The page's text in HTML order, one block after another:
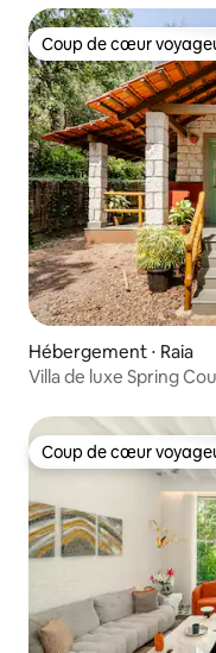
Coup de cœur
Coup de cœur
Hébergement ⋅ Raia
Villa de luxe Spring
Coup de cœur
Coup de cœur